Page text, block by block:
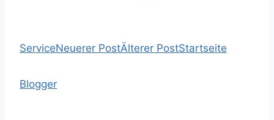
ServiceNeuerer PostÄlterer PostStartseite
Blogger